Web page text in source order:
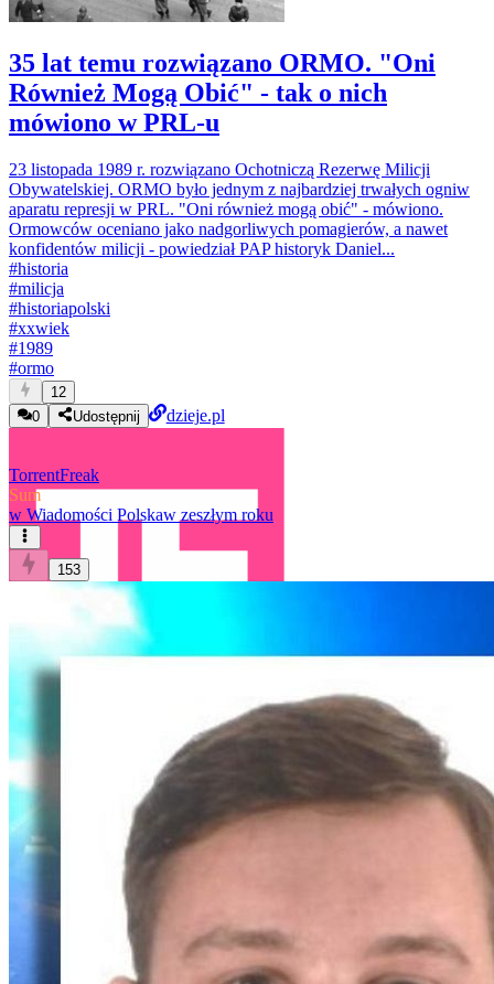
35 lat temu rozwiązano ORMO. "Oni
Również Mogą Obić" - tak o nich
mówiono w PRL-u
23 listopada 1989 r. rozwiązano Ochotniczą Rezerwę Milicji
Obywatelskiej. ORMO było jednym z najbardziej trwałych ogniw
aparatu represji w PRL. "Oni również mogą obić" - mówiono.
Ormowców oceniano jako nadgorliwych pomagierów, a nawet
konfidentów milicji - powiedział PAP historyk Daniel...
#historia
#milicja
#historiapolski
#xxwiek
#1989
#ormo
12
0
Udostępnij dzieje.pl
TorrentFreak
Sum
w Wiadomości Polskaw zeszłym roku
153